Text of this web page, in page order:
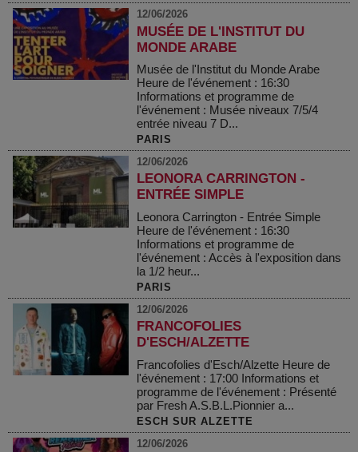
12/06/2026
MUSÉE DE L'INSTITUT DU
MONDE ARABE
Musée de l'Institut du Monde Arabe
Heure de l'événement : 16:30
Informations et programme de
l'événement : Musée niveaux 7/5/4
entrée niveau 7 D...
PARIS
12/06/2026
LEONORA CARRINGTON -
ENTRÉE SIMPLE
Leonora Carrington - Entrée Simple
Heure de l'événement : 16:30
Informations et programme de
l'événement : Accès à l'exposition dans
la 1/2 heur...
PARIS
12/06/2026
FRANCOFOLIES
D'ESCH/ALZETTE
Francofolies d'Esch/Alzette Heure de
l'événement : 17:00 Informations et
programme de l'événement : Présenté
par Fresh A.S.B.L.Pionnier a...
ESCH SUR ALZETTE
12/06/2026